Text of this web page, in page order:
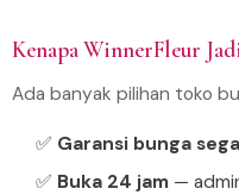
Kenapa WinnerFleur
Ada banyak pilihan toko
✅ Garansi bunga
✅ Buka 24 jam —